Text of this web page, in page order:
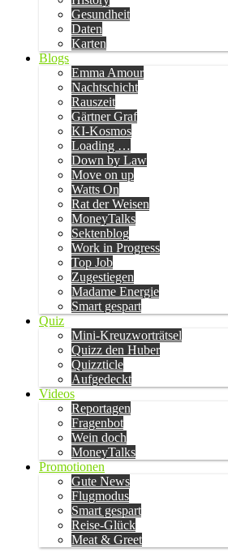
Gesundheit
Daten
Karten
Blogs
Emma Amour
Nachtschicht
Rauszeit
Gärtner Graf
KI-Kosmos
Loading …
Down by Law
Move on up
Watts On
Rat der Weisen
MoneyTalks
Sektenblog
Work in Progress
Top Job
Zugestiegen
Madame Energie
Smart gespart
Quiz
Mini-Kreuzworträtsel
Quizz den Huber
Quizzticle
Aufgedeckt
Videos
Reportagen
Fragenbot
Wein doch
MoneyTalks
Promotionen
Gute News
Flugmodus
Smart gespart
Reise-Glück
Meat & Greet